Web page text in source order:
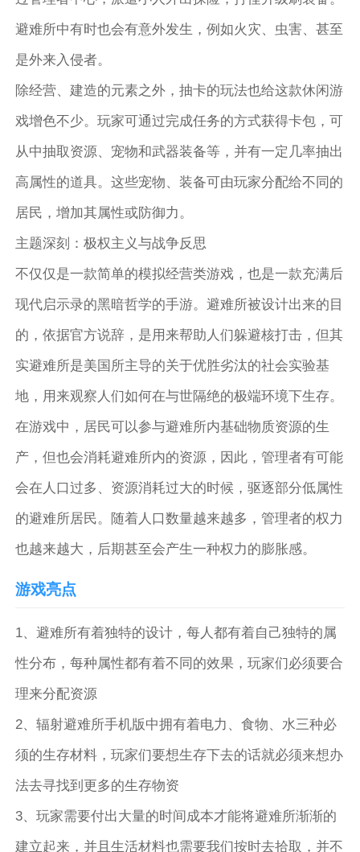
避难所中有时也会有意外发生，例如火灾、虫害、甚至
是外来入侵者。
除经营、建造的元素之外，抽卡的玩法也给这款休闲游
戏增色不少。玩家可通过完成任务的方式获得卡包，可
从中抽取资源、宠物和武器装备等，并有一定几率抽出
高属性的道具。这些宠物、装备可由玩家分配给不同的
居民，增加其属性或防御力。
主题深刻：极权主义与战争反思
不仅仅是一款简单的模拟经营类游戏，也是一款充满后
现代启示录的黑暗哲学的手游。避难所被设计出来的目
的，依据官方说辞，是用来帮助人们躲避核打击，但其
实避难所是美国所主导的关于优胜劣汰的社会实验基
地，用来观察人们如何在与世隔绝的极端环境下生存。
在游戏中，居民可以参与避难所内基础物质资源的生
产，但也会消耗避难所内的资源，因此，管理者有可能
会在人口过多、资源消耗过大的时候，驱逐部分低属性
的避难所居民。随着人口数量越来越多，管理者的权力
也越来越大，后期甚至会产生一种权力的膨胀感。
游戏亮点
1、避难所有着独特的设计，每人都有着自己独特的属
性分布，每种属性都有着不同的效果，玩家们必须要合
理来分配资源
2、辐射避难所手机版中拥有着电力、食物、水三种必
须的生存材料，玩家们要想生存下去的话就必须来想办
法去寻找到更多的生存物资
3、玩家需要付出大量的时间成本才能将避难所渐渐的
建立起来，并且生活材料也需要我们按时去拾取，并不